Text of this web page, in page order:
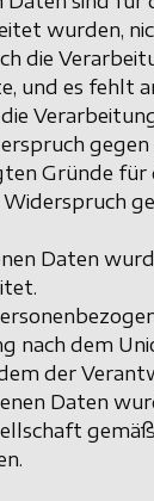
wurden,
die
und es fehlt
Gründe für
Widerspruch
Daten
nach dem
der
Daten
gemäß